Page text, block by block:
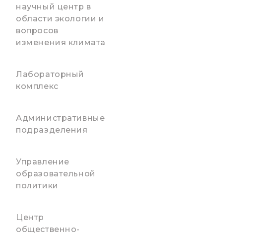
научный центр в
области экологии и
вопросов
изменения климата
Лабораторный
комплекс
Административные
подразделения
Управление
образовательной
политики
Центр
общественно-